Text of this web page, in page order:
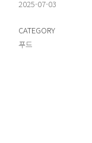
2025-07-03
CATEGORY
푸드